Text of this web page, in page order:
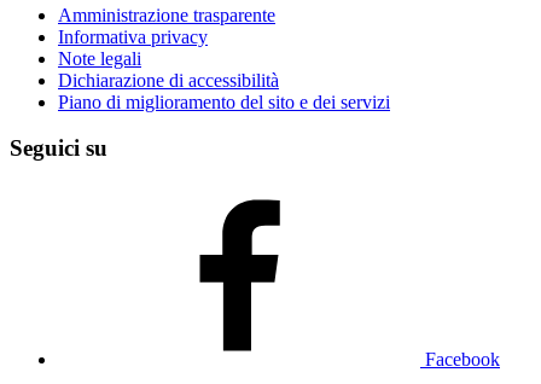
Amministrazione trasparente
Informativa privacy
Note legali
Dichiarazione di accessibilità
Piano di miglioramento del sito e dei servizi
Seguici su
Facebook